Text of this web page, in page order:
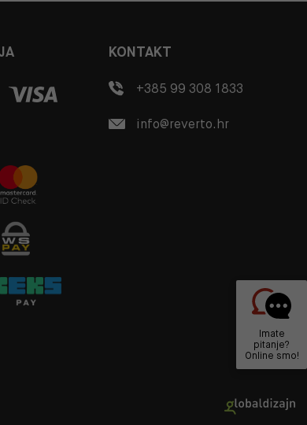
KONTAKT
+385 99 308 1833
info@reverto.hr
Imate
pitanje?
Online smo!